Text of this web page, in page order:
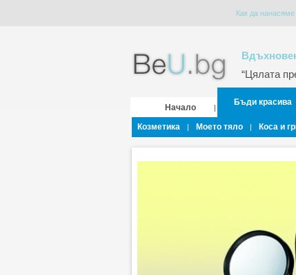
Как да
“Цялата
Начало |
Бъди красива
Козметика
| Моето тяло | Коса и